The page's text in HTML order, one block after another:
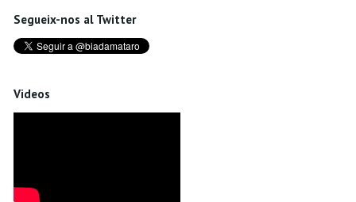
Segueix-nos al Twitter
Videos